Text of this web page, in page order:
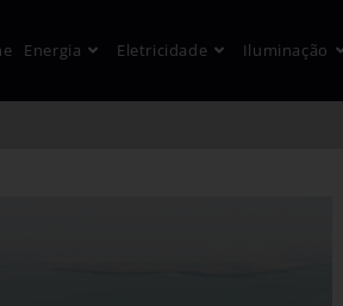
Energia Eletricidade Iluminação